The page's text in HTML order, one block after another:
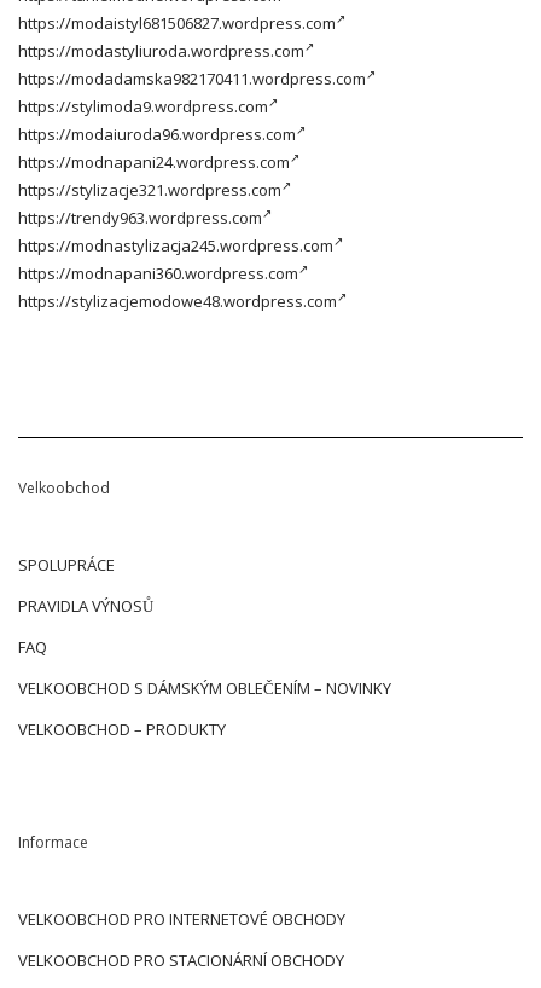
https://modaistyl681506827.wordpress.com
https://modastyliuroda.wordpress.com
https://modadamska982170411.wordpress.com
https://stylimoda9.wordpress.com
https://modaiuroda96.wordpress.com
https://modnapani24.wordpress.com
https://stylizacje321.wordpress.com
https://trendy963.wordpress.com
https://modnastylizacja245.wordpress.com
https://modnapani360.wordpress.com
https://stylizacjemodowe48.wordpress.com
Velkoobchod
SPOLUPRÁCE
PRAVIDLA VÝNOSŮ
FAQ
VELKOOBCHOD S DÁMSKÝM OBLEČENÍM – NOVINKY
VELKOOBCHOD – PRODUKTY
Informace
VELKOOBCHOD PRO INTERNETOVÉ OBCHODY
VELKOOBCHOD PRO STACIONÁRNÍ OBCHODY